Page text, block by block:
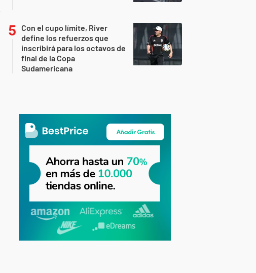
Con el cupo límite, River
define los refuerzos que
inscribirá para los octavos de
final de la Copa
Sudamericana